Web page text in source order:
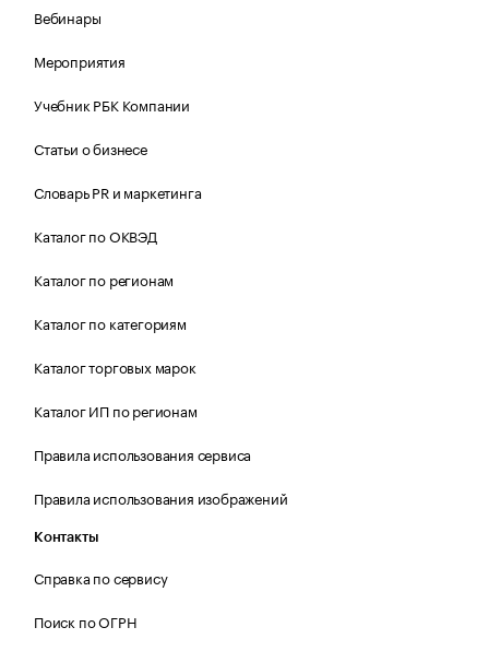
Вебинары
Мероприятия
Учебник РБК Компании
Статьи о бизнесе
Словарь PR и маркетинга
Каталог по ОКВЭД
Каталог по регионам
Каталог по категориям
Каталог торговых марок
Каталог ИП по регионам
Правила использования сервиса
Правила использования изображений
Контакты
Справка по сервису
Поиск по ОГРН